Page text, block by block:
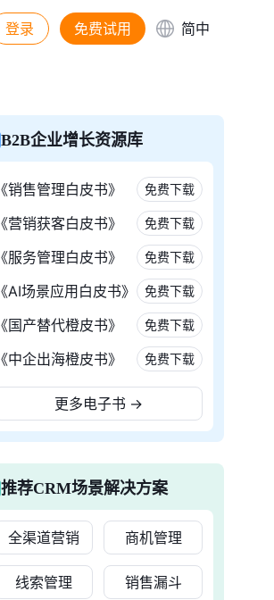
登录 免费试用 简中
B2B企业增长资源库
《销售管理白皮书》 免费下载
《营销获客白皮书》 免费下载
《服务管理白皮书》 免费下载
《AI场景应用白皮书》 免费下载
《国产替代橙皮书》 免费下载
《中企出海橙皮书》 免费下载
更多电子书 →
推荐CRM场景解决方案
全渠道营销 商机管理
线索管理 销售漏斗